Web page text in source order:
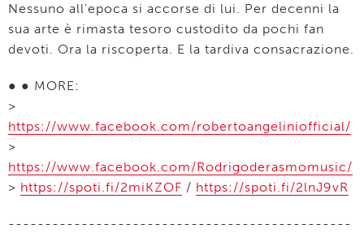
Nessuno all'epoca si accorse di lui. Per decenni la
sua arte è rimasta tesoro custodito da pochi fan
devoti. Ora la riscoperta. E la tardiva consacrazione.
● ● MORE:
>
https://www.facebook.com/robertoangeliniofficial/
>
https://www.facebook.com/Rodrigoderasmomusic/
> https://spoti.fi/2miKZOF / https://spoti.fi/2lnJ9vR
-----------------------------------------------